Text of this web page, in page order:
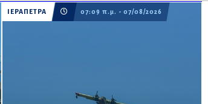
ΙΕΡΑΠΕΤΡΑ 07:09 π.μ. - 07/08/2026